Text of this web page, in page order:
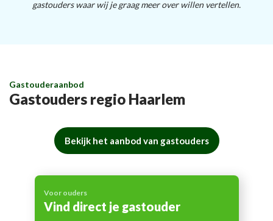
gastouders waar wij je graag meer over willen vertellen.
Gastouderaanbod
Gastouders regio Haarlem
Bekijk het aanbod van gastouders
Voor ouders
Vind direct je gastouder